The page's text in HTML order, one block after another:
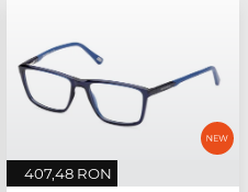
407,48 RON